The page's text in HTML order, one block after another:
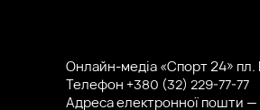
Онлайн-медіа «Спорт 24» пл.
Телефон+380 (32) 229-77-77
Адреса електронної пошти —